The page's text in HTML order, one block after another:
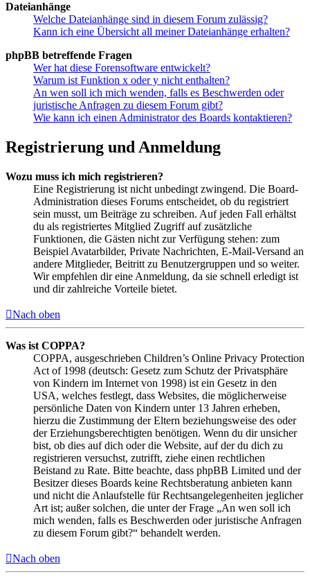
Dateianhänge
Welche Dateianhänge sind in diesem Forum zulässig?
Kann ich eine Übersicht all meiner Dateianhänge erhalten?
phpBB betreffende Fragen
Wer hat diese Forensoftware entwickelt?
Warum ist Funktion x oder y nicht enthalten?
An wen soll ich mich wenden, falls es Beschwerden oder
juristische Anfragen zu diesem Forum gibt?
Wie kann ich einen Administrator des Boards kontaktieren?
Registrierung und Anmeldung
Wozu muss ich mich registrieren?
Eine Registrierung ist nicht unbedingt zwingend. Die Board-
Administration dieses Forums entscheidet, ob du registriert
sein musst, um Beiträge zu schreiben. Auf jeden Fall erhältst
du als registriertes Mitglied Zugriff auf zusätzliche
Funktionen, die Gästen nicht zur Verfügung stehen: zum
Beispiel Avatarbilder, Private Nachrichten, E-Mail-Versand an
andere Mitglieder, Beitritt zu Benutzergruppen und so weiter.
Wir empfehlen dir eine Anmeldung, da sie schnell erledigt ist
und dir zahlreiche Vorteile bietet.
Nach oben
Was ist COPPA?
COPPA, ausgeschrieben Children’s Online Privacy Protection
Act of 1998 (deutsch: Gesetz zum Schutz der Privatsphäre
von Kindern im Internet von 1998) ist ein Gesetz in den
USA, welches festlegt, dass Websites, die möglicherweise
persönliche Daten von Kindern unter 13 Jahren erheben,
hierzu die Zustimmung der Eltern beziehungsweise des oder
der Erziehungsberechtigten benötigen. Wenn du dir unsicher
bist, ob dies auf dich oder die Website, auf der du dich zu
registrieren versuchst, zutrifft, ziehe einen rechtlichen
Beistand zu Rate. Bitte beachte, dass phpBB Limited und der
Besitzer dieses Boards keine Rechtsberatung anbieten kann
und nicht die Anlaufstelle für Rechtsangelegenheiten jeglicher
Art ist; außer solchen, die unter der Frage „An wen soll ich
mich wenden, falls es Beschwerden oder juristische Anfragen
zu diesem Forum gibt?“ behandelt werden.
Nach oben